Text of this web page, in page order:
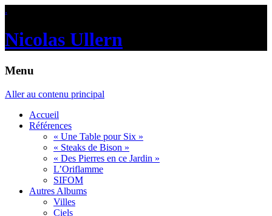
.
Nicolas Ullern
Menu
Aller au contenu principal
Accueil
Références
« Une Table pour Six »
« Steaks de Bison »
« Des Pierres en ce Jardin »
L’Oriflamme
SIFOM
Autres Albums
Villes
Ciels